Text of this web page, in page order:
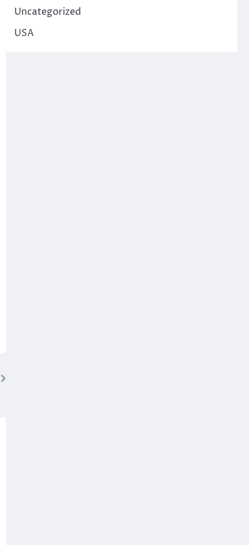
Uncategorized
USA